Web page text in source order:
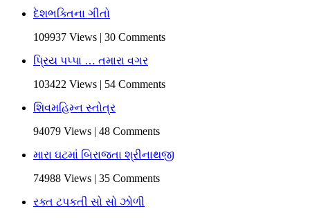
દેશભક્તિના ગીતો
109937 Views | 30 Comments
પ્રિય પપ્પા … તમારા વગર
103422 Views | 54 Comments
શિવમહિમ્ન સ્તોત્ર
94079 Views | 48 Comments
મારા ઘટમાં બિરાજતા શ્રીનાથજી
74988 Views | 35 Comments
રક્ત ટપકતી સો સો ઝોળી